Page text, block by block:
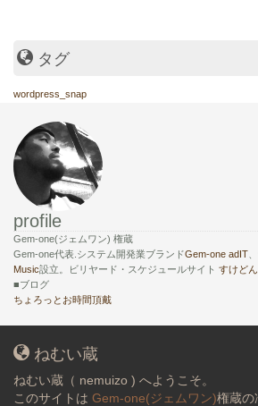
タグ
wordpress_snap
profile
Gem-one(ジェムワン) 権蔵
Gem-one代表.システム開発業ブランドGem-one adIT
Music設立。ビリヤード・スケジュールサイト すけどん
■ブログ
ちょろっとお時間頂戴
ねむい蔵
ねむい蔵（ nemuizo ) へようこそ。
このサイトは Gem-one(ジェムワン)権蔵の